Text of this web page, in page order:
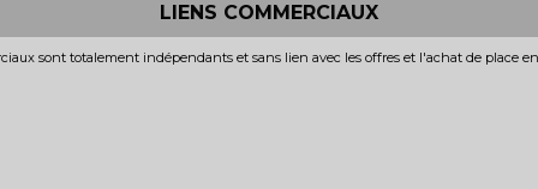
LIENS COMMERCIAUX
sont totalement indépendants et sans lien avec les offres et l'achat de place